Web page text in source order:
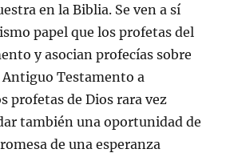
en la Biblia. Se ven a sí
papel que los profetas del
y asocian profecías sobre
Antiguo Testamento a
profetas de Dios rara vez
también una oportunidad de
de una esperanza